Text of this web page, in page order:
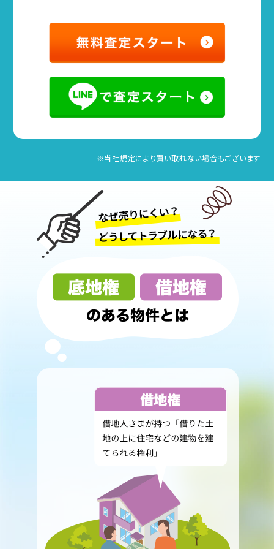
※当社規定により買い取れない場合もございます